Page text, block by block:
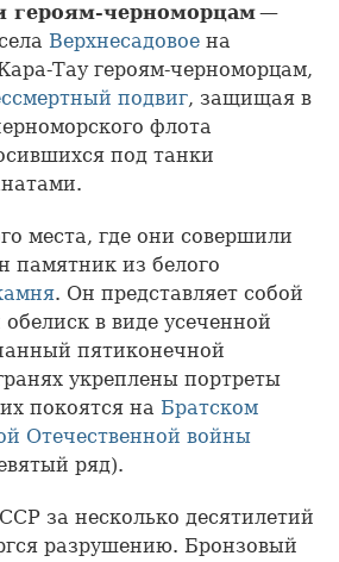
героям-черноморцам—
Верхнесадовое на
Тау героям-черноморцам,
подвиг, защищая в
флота
под танки
места, где они совершили
памятник из белого
. Он представляет собой
в виде усеченной
пятиконечной
укреплены портреты
покоятся на Братском
Отечественной войны
ряд).
за несколько десятилетий
разрушению. Бронзовый